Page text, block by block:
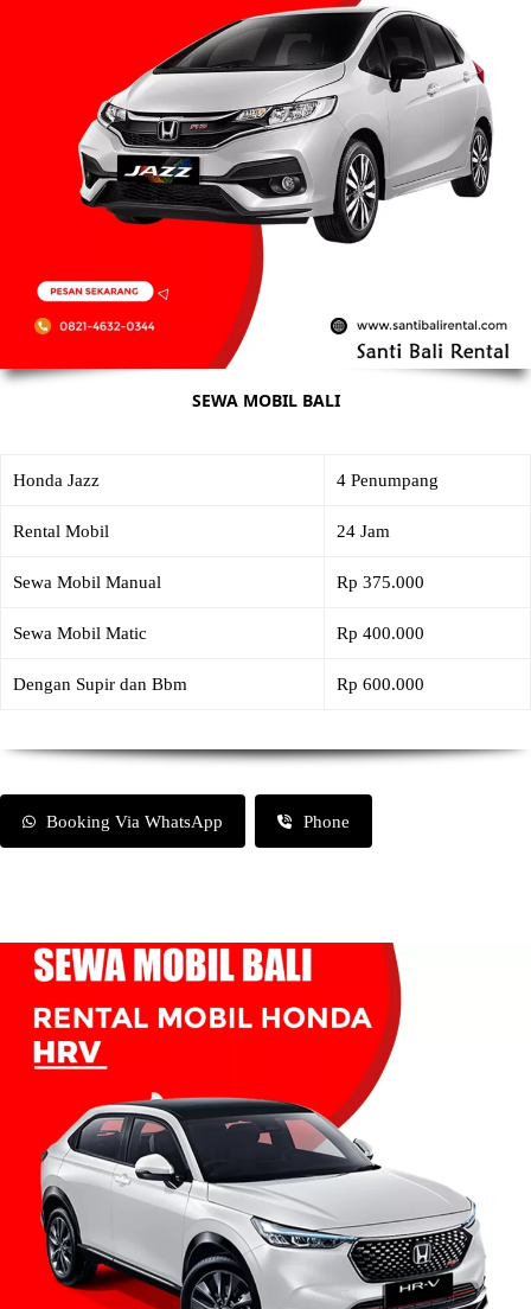
SEWA MOBIL BALI
Honda Jazz 4 Penumpang
Rental Mobil 24 Jam
Sewa Mobil Manual Rp 375.000
Sewa Mobil Matic Rp 400.000
Dengan Supir dan Bbm Rp 600.000
Booking Via WhatsApp Phone